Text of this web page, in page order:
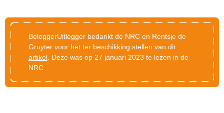
BeleggerUitlegger bedankt de NRC en Rentsje de
Gruyter voor het ter beschikking stellen van dit
artikel. Deze was op 27 januari 2023 te lezen in de
NRC.